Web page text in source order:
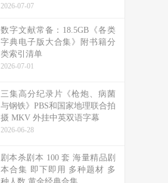
2026-07-07
数字文献常备：18.5GB《各类
字典电子版大合集》附书籍分
类索引清单
2026-07-01
三集高分纪录片《枪炮、病菌
与钢铁》PBS和国家地理联合拍
摄 MKV 外挂中英双语字幕
2026-06-28
剧本杀剧本 100 套 海量精品剧
本合集 即下即用 多种题材 多